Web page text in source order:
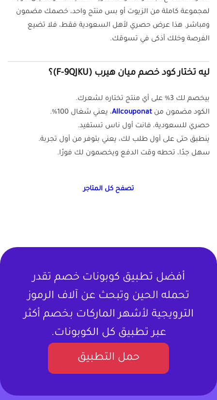
لمجموعة كاملة من الزيوت أو بس منتج واحد، خصمك مضمون
ومباشر. هذا عرض حصري لأهل السعودية فقط، فلا تضيع
الفرصة وخلك أذكى في تسوقك.
ليه تختار كود خصم ميان هيرب (F-9QJKU)؟
بيخصم لك 3% على أي منتج تختاره لشعرك.
الكود مضمون من Allcouponat، يعني شغال 100%.
حصري للسعودية، فانت أول ناس تستفيد.
ينطبق حتى على أول طلب لك، يعني بتوفر من أول تجربة.
سهل جدًا، تحطه وقت الدفع ويخصمون لك فورًا.
تصفح كل المتاجر
أفضل تطبيق كوبونات خصم تقدر
تحمله الحين وتبحث عن آلاف الرموز
الترويجية لأشهر الماركات بخصم أكثر
عبر تطبيق كل الكوبونات.
حمل التطبيق